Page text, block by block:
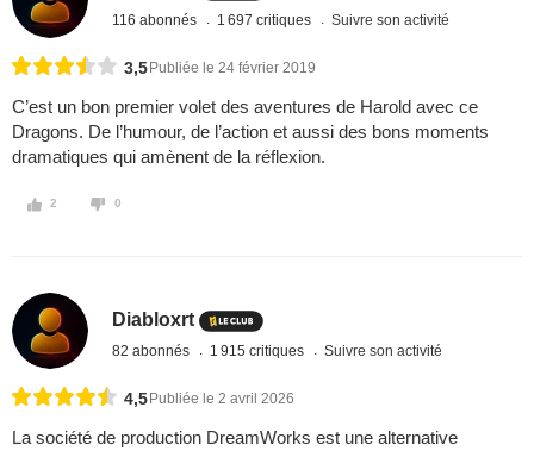
116 abonnés 1 697 critiques Suivre son activité
3,5 Publiée le 24 février 2019
C’est un bon premier volet des aventures de Harold avec ce
Dragons. De l’humour, de l’action et aussi des bons moments
dramatiques qui amènent de la réflexion.
2 0
Diabloxrt
82 abonnés 1 915 critiques Suivre son activité
4,5 Publiée le 2 avril 2026
La société de production DreamWorks est une alternative